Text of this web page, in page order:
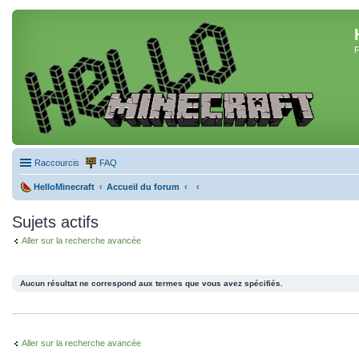
Raccourcis FAQ
HelloMinecraft Accueil du forum
Sujets actifs
Aller sur la recherche avancée
Aucun résultat ne correspond aux termes que vous avez spécifiés.
Aller sur la recherche avancée